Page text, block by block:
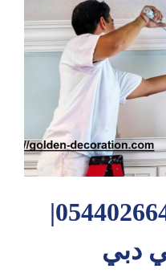
عجمان
صباغ في دبي |0544026642|
دبي